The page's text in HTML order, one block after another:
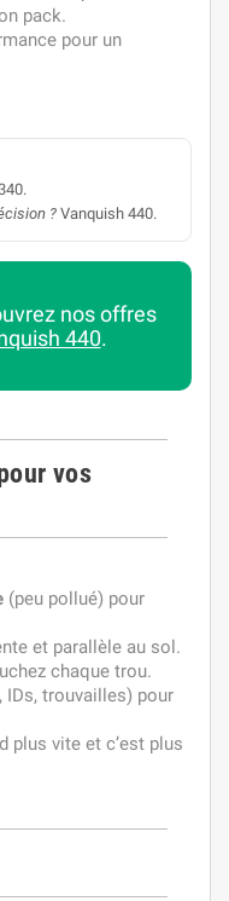
pack.
pour un
? Vanquish 440.
nos offres
440.
vos
(peu pollué) pour
et parallèle au sol.
chaque trou.
IDs, trouvailles) pour
plus vite et c’est plus